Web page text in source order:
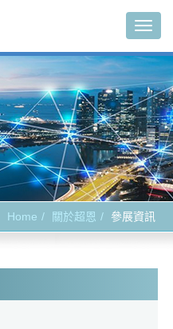
Home 關於超恩 參展資訊